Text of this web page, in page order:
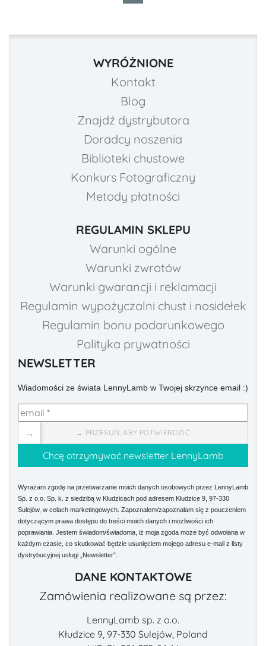
WYRÓŻNIONE
Kontakt
Blog
Znajdź dystrybutora
Doradcy noszenia
Biblioteki chustowe
Konkurs Fotograficzny
Metody płatności
REGULAMIN SKLEPU
Warunki ogólne
Warunki zwrotów
Warunki gwarancji i reklamacji
Regulamin wypożyczalni chust i nosidełek
Regulamin bonu podarunkowego
Polityka prywatności
NEWSLETTER
Wiadomości ze świata LennyLamb w Twojej skrzynce email :)
→ PRZESUŃ, ABY POTWIERDZIĆ
→
Wyrażam zgodę na przetwarzanie moich danych osobowych przez LennyLamb
Sp. z o.o. Sp. k. z siedzibą w Kłudzicach pod adresem Kłudzice 9, 97-330
Sulejów, w celach marketingowych. Zapoznałem/zapoznałam się z pouczeniem
dotyczącym prawa dostępu do treści moich danych i możliwości ich
poprawiania. Jestem świadom/świadoma, iż moja zgoda może być odwołana w
każdym czasie, co skutkować będzie usunięciem mojego adresu e-mail z listy
dystrybucyjnej usługi „Newsletter”.
DANE KONTAKTOWE
Zamówienia realizowane są przez:
LennyLamb sp. z o.o.
Kłudzice 9, 97-330 Sulejów, Poland